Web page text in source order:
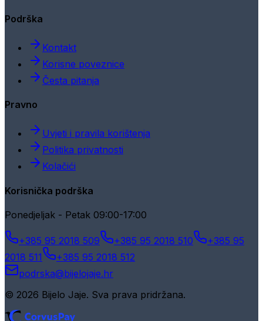
Podrška
Kontakt
Korisne poveznice
Česta pitanja
Pravno
Uvjeti i pravila korištenja
Politika privatnosti
Kolačići
Korisnička podrška
Ponedjeljak - Petak 09:00-17:00
+385 95 2018 509 +385 95 2018 510
+385 95
2018 511
+385 95 2018 512
podrska@bijelojaje.hr
© 2026 Bijelo Jaje. Sva prava pridržana.